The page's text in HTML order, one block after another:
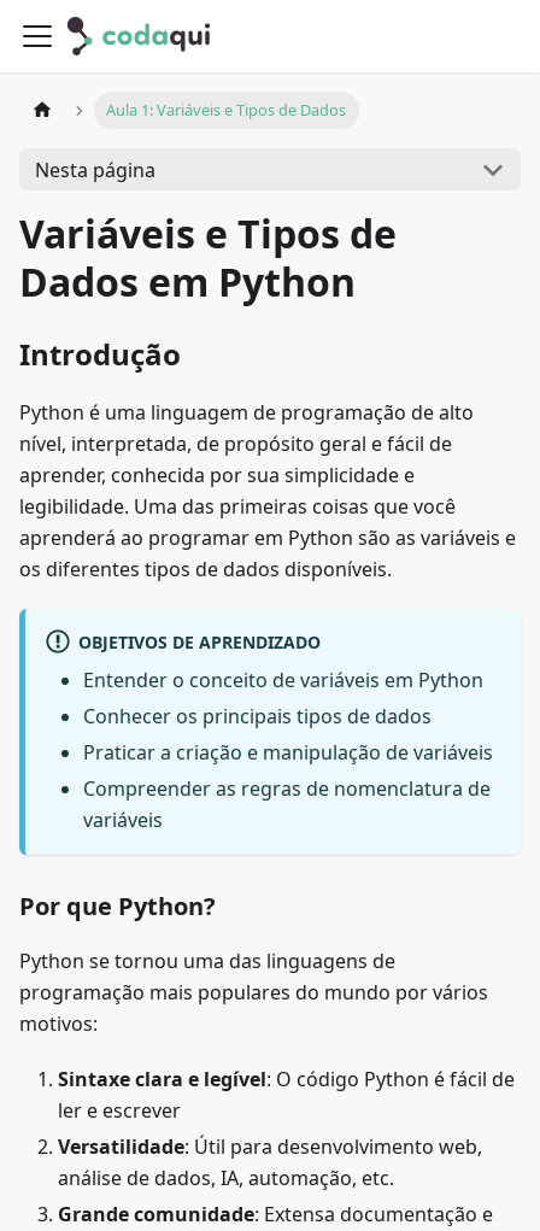
Aula 1: Variáveis e Tipos de Dados
Nesta página
Variáveis e Tipos de
Dados em Python
Introdução
Python é uma linguagem de programação de alto
nível, interpretada, de propósito geral e fácil de
aprender, conhecida por sua simplicidade e
legibilidade. Uma das primeiras coisas que você
aprenderá ao programar em Python são as variáveis e
os diferentes tipos de dados disponíveis.
OBJETIVOS DE APRENDIZADO
Entender o conceito de variáveis em Python
Conhecer os principais tipos de dados
Praticar a criação e manipulação de variáveis
Compreender as regras de nomenclatura de
variáveis
Por que Python?
Python se tornou uma das linguagens de
programação mais populares do mundo por vários
motivos:
Sintaxe clara e legível: O código Python é fácil de
ler e escrever
Versatilidade: Útil para desenvolvimento web,
análise de dados, IA, automação, etc.
Grande comunidade: Extensa documentação e